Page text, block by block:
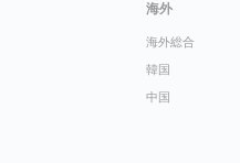
海外
海外総合
韓国
中国